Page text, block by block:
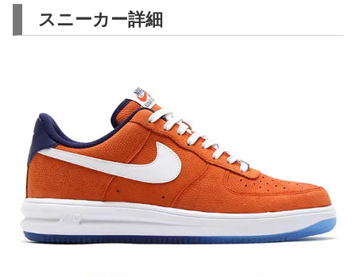
スニーカー詳細